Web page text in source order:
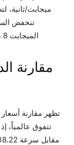
الميجابت 8 دولارات، ما يضعها ضمن أسوأ الخدمات عالمياً.
مقارنة
تظهر مقارنة أسعار